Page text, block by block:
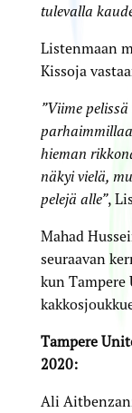
tulevalla
Listenmaan
Kissoja
”Viime
hieman
näkyi vielä,
pelejä alle”,
Mahad
seuraavan
kun
Tampere
2020:
Ali